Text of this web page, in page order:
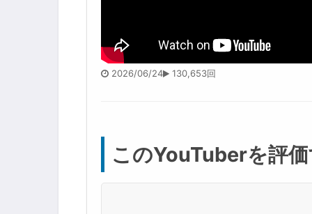
2026/06/24 130,653回
このYouTuberを評